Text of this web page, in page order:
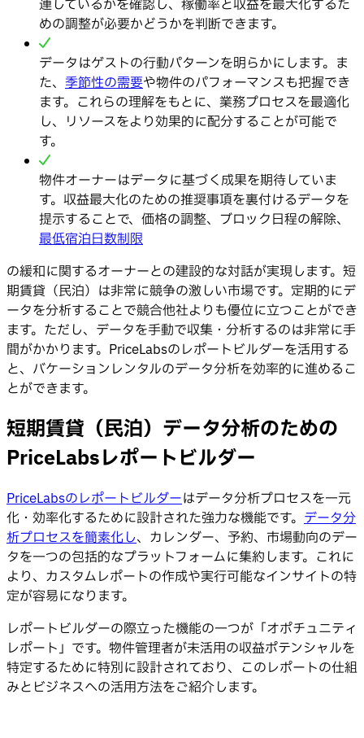
連しているかを確認し、稼働率と収益を最大化するた
めの調整が必要かどうかを判断できます。
データはゲストの行動パターンを明らかにします。ま
た、 季節性の需要や物件のパフォーマンスも把握でき
ます。これらの理解をもとに、業務プロセスを最適化
し、リソースをより効果的に配分することが可能で
す。
物件オーナーはデータに基づく成果を期待していま
す。収益最大化のための推奨事項を裏付けるデータを
提示することで、価格の調整、ブロック日程の解除、
最低宿泊日数制限
の緩和に関するオーナーとの建設的な対話が実現します。短
期賃貸（民泊）は非常に競争の激しい市場です。定期的にデ
ータを分析することで競合他社よりも優位に立つことができ
ます。ただし、データを手動で収集・分析するのは非常に手
間がかかります。PriceLabsのレポートビルダーを活用する
と、バケーションレンタルのデータ分析を効率的に進めるこ
とができます。
短期賃貸（民泊）データ分析のための
PriceLabsレポートビルダー
PriceLabsのレポートビルダーはデータ分析プロセスを一元
化・効率化するために設計された強力な機能です。 データ分
析プロセスを簡素化し、カレンダー、予約、市場動向のデー
タを一つの包括的なプラットフォームに集約します。これに
より、カスタムレポートの作成や実行可能なインサイトの特
定が容易になります。
レポートビルダーの際立った機能の一つが「オポチュニティ
レポート」です。物件管理者が未活用の収益ポテンシャルを
特定するために特別に設計されており、このレポートの仕組
みとビジネスへの活用方法をご紹介します。